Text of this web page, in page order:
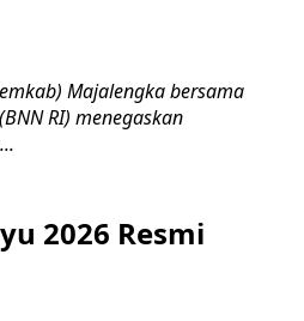
Majalengka bersama
RI) menegaskan
2026 Resmi